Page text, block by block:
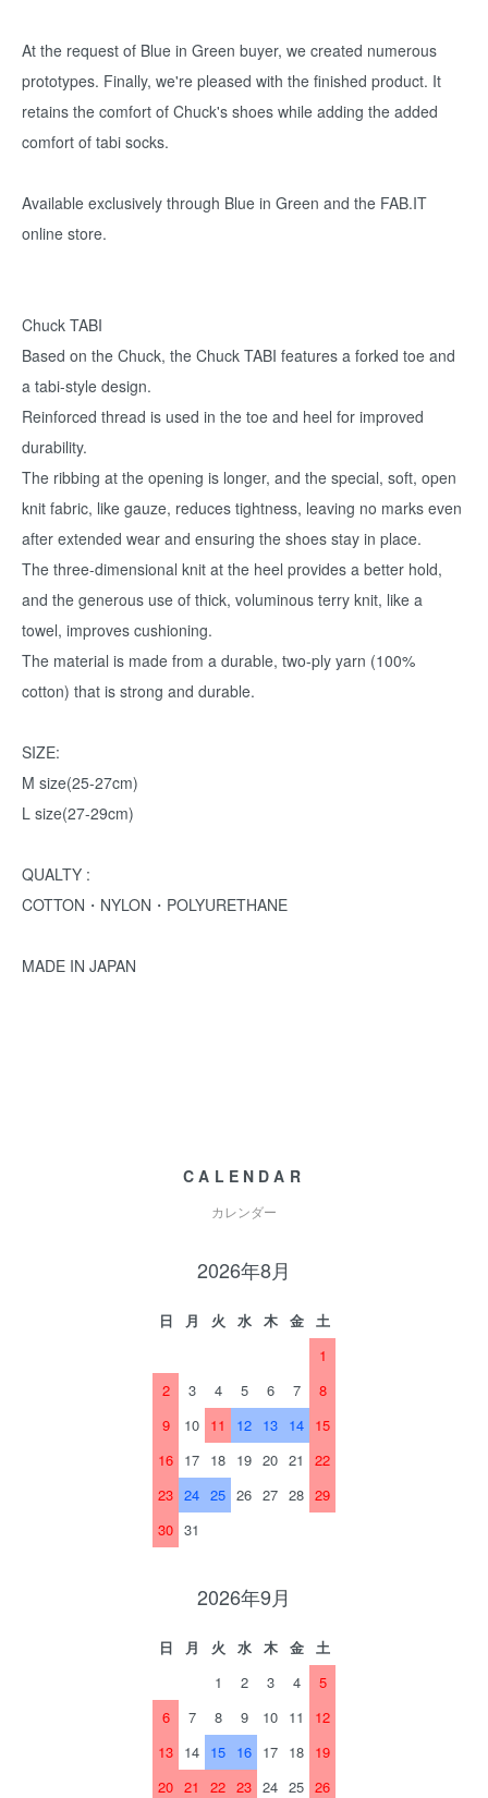
At the request of Blue in Green buyer, we created numerous
prototypes. Finally, we're pleased with the finished product. It
retains the comfort of Chuck's shoes while adding the added
comfort of tabi socks.
Available exclusively through Blue in Green and the FAB.IT
online store.
Chuck TABI
Based on the Chuck, the Chuck TABI features a forked toe and
a tabi-style design.
Reinforced thread is used in the toe and heel for improved
durability.
The ribbing at the opening is longer, and the special, soft, open
knit fabric, like gauze, reduces tightness, leaving no marks even
after extended wear and ensuring the shoes stay in place.
The three-dimensional knit at the heel provides a better hold,
and the generous use of thick, voluminous terry knit, like a
towel, improves cushioning.
The material is made from a durable, two-ply yarn (100%
cotton) that is strong and durable.
SIZE:
M size(25-27cm)
L size(27-29cm)
QUALTY :
COTTON・NYLON・POLYURETHANE
MADE IN JAPAN
CALENDAR
カレンダー
2026年8月
日 月 火 水 木 金
土
1
2
3 4 5 6 7
8
9
10 11 12 13 14 15
16 17 18 19 20 21
22
23 24 25 26 27 28 29
30 31
2026年9月
日 月 火 水 木 金
土
1
2 3 4
5
6
7 8 9 10 11
12
13 14 15 16 17 18 19
20 21 22 23 24 25 26